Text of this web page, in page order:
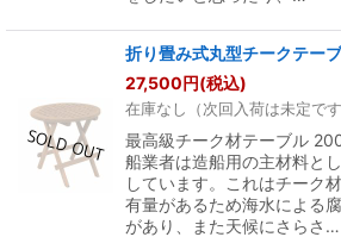
折り畳み式丸型チークテー
27,500円(税込)
在庫なし（次回入荷は未定です
最高級チーク材テーブル
船業者は造船用の主材料と
しています。これはチーク
有量があるため海水による
があり、また天候にさらさ…